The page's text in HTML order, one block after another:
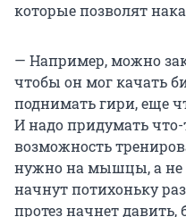
которые позволят
— Например, можно
чтобы он мог качать
поднимать гири, еще
И надо придумать
возможность
нужно на мышцы, а
начнут потихоньку
протез начнет давить,